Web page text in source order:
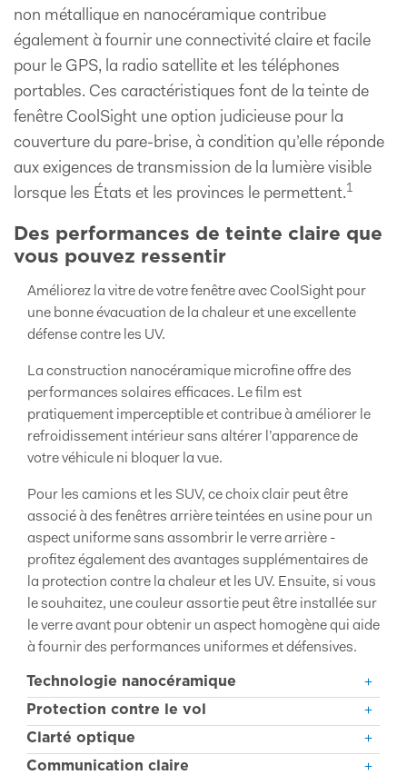
non métallique en nanocéramique contribue
également à fournir une connectivité claire et facile
pour le GPS, la radio satellite et les téléphones
portables. Ces caractéristiques font de la teinte de
fenêtre CoolSight une option judicieuse pour la
couverture du pare-brise, à condition qu’elle réponde
aux exigences de transmission de la lumière visible
lorsque les États et les provinces le permettent.1
Des performances de teinte claire que
vous pouvez ressentir
Améliorez la vitre de votre fenêtre avec CoolSight pour
une bonne évacuation de la chaleur et une excellente
défense contre les UV.
La construction nanocéramique microfine offre des
performances solaires efficaces. Le film est
pratiquement imperceptible et contribue à améliorer le
refroidissement intérieur sans altérer l’apparence de
votre véhicule ni bloquer la vue.
Pour les camions et les SUV, ce choix clair peut être
associé à des fenêtres arrière teintées en usine pour un
aspect uniforme sans assombrir le verre arrière -
profitez également des avantages supplémentaires de
la protection contre la chaleur et les UV. Ensuite, si vous
le souhaitez, une couleur assortie peut être installée sur
le verre avant pour obtenir un aspect homogène qui aide
à fournir des performances uniformes et défensives.
Technologie nanocéramique
Protection contre le vol
Clarté optique
Communication claire